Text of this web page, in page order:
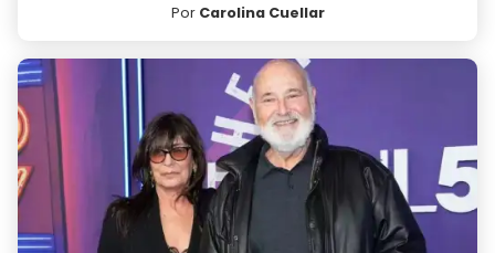
Por Carolina Cuellar